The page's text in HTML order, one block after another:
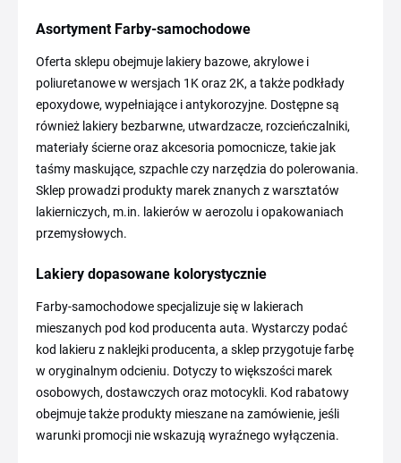
Asortyment Farby-samochodowe
Oferta sklepu obejmuje lakiery bazowe, akrylowe i
poliuretanowe w wersjach 1K oraz 2K, a także podkłady
epoxydowe, wypełniające i antykorozyjne. Dostępne są
również lakiery bezbarwne, utwardzacze, rozcieńczalniki,
materiały ścierne oraz akcesoria pomocnicze, takie jak
taśmy maskujące, szpachle czy narzędzia do polerowania.
Sklep prowadzi produkty marek znanych z warsztatów
lakierniczych, m.in. lakierów w aerozolu i opakowaniach
przemysłowych.
Lakiery dopasowane kolorystycznie
Farby-samochodowe specjalizuje się w lakierach
mieszanych pod kod producenta auta. Wystarczy podać
kod lakieru z naklejki producenta, a sklep przygotuje farbę
w oryginalnym odcieniu. Dotyczy to większości marek
osobowych, dostawczych oraz motocykli. Kod rabatowy
obejmuje także produkty mieszane na zamówienie, jeśli
warunki promocji nie wskazują wyraźnego wyłączenia.